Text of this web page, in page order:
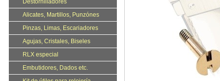
Destornilladores
Alicates, Martillos, Punzónes
Pinzas, Limas, Escariadores
Agujas, Cristales, Biseles
RLX especial
Embutidores, Dados etc.